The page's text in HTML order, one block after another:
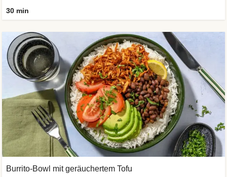
30 min
Burrito-Bowl mit geräuchertem Tofu